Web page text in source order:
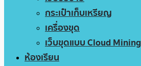
กระเป๋าเก็บเหรียญ
เครื่องขุด
เว็บขุดแบบ Cloud Mining
ห้องเรียน